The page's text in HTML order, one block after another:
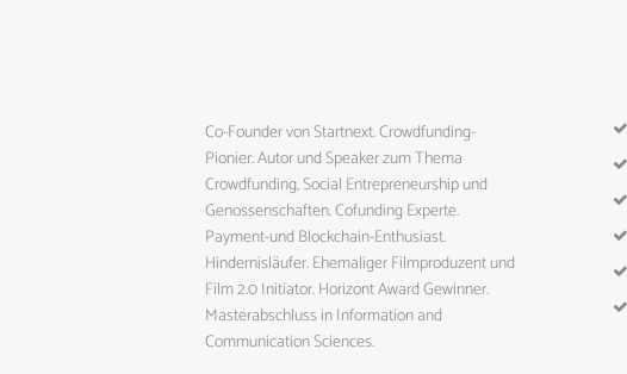
Co-Founder von Startnext. Crowdfunding-
Pionier. Autor und Speaker zum Thema
Crowdfunding, Social Entrepreneurship und
Genossenschaften. Cofunding Experte.
Payment-und Blockchain-Enthusiast.
Hindernisläufer. Ehemaliger Filmproduzent und
Film 2.0 Initiator. Horizont Award Gewinner.
Masterabschluss in Information and
Communication Sciences.